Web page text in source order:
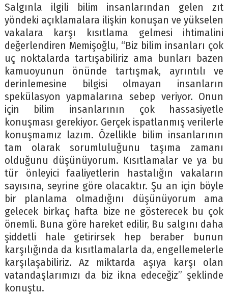
Salgınla ilgili bilim insanlarından gelen zıt
yöndeki açıklamalara ilişkin konuşan ve yükselen
vakalara karşı kısıtlama gelmesi ihtimalini
değerlendiren Memişoğlu, “Biz bilim insanları çok
uç noktalarda tartışabiliriz ama bunları bazen
kamuoyunun önünde tartışmak, ayrıntılı ve
derinlemesine bilgisi olmayan insanların
spekülasyon yapmalarına sebep veriyor. Onun
için bilim insanlarının çok hassasiyetle
konuşması gerekiyor. Gerçek ispatlanmış verilerle
konuşmamız lazım. Özellikle bilim insanlarının
tam olarak sorumluluğunu taşıma zamanı
olduğunu düşünüyorum. Kısıtlamalar ve ya bu
tür önleyici faaliyetlerin hastalığın vakaların
sayısına, seyrine göre olacaktır. Şu an için böyle
bir planlama olmadığını düşünüyorum ama
gelecek birkaç hafta bize ne gösterecek bu çok
önemli. Buna göre hareket edilir, Bu salgını daha
şiddetli hale getirirsek hep beraber bunun
karşılığında da kısıtlamalarla da, engellemelerle
karşılaşabiliriz. Az miktarda aşıya karşı olan
vatandaşlarımızı da biz ikna edeceğiz” şeklinde
konuştu.